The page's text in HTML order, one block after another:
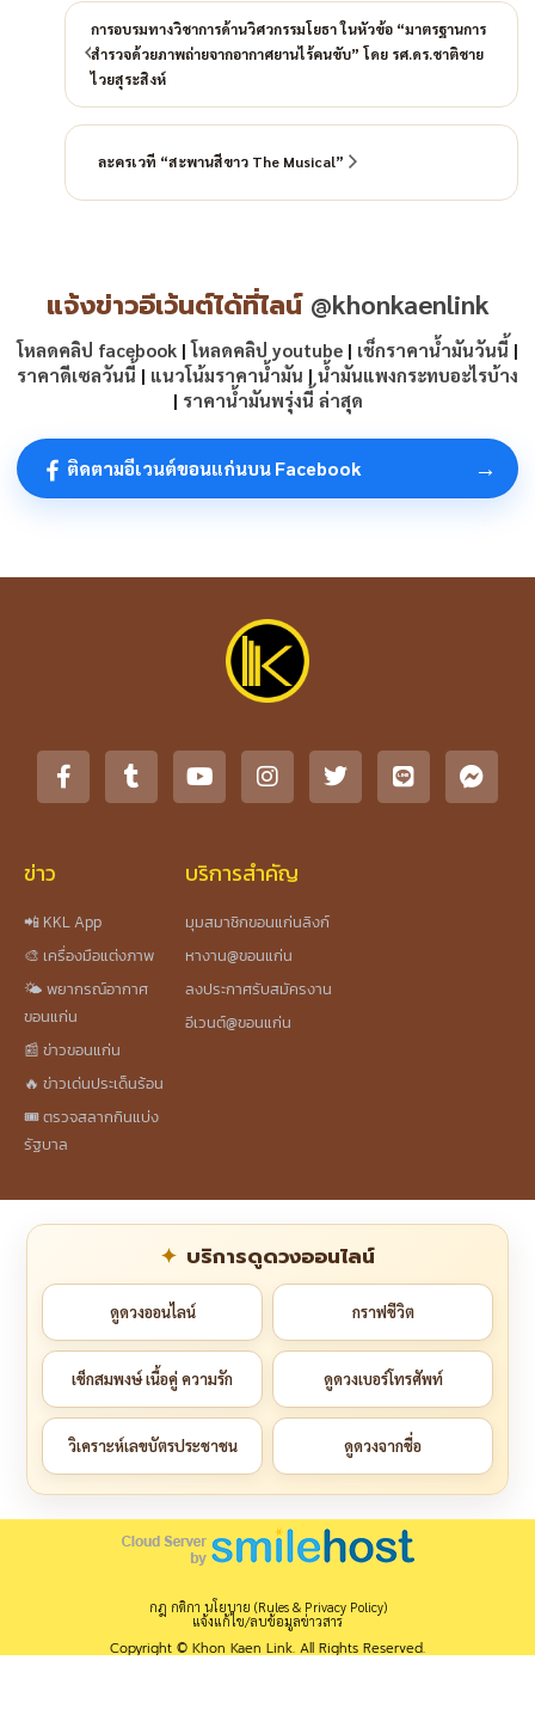
การอบรมทางวิชาการด้านวิศวกรรมโยธา ในหัวข้อ “มาตรฐานการ
สำรวจด้วยภาพถ่ายจากอากาศยานไร้คนขับ” โดย รศ.ดร.ชาติชาย
ไวยสุระสิงห์
ละครเวที “สะพานสีขาว The Musical”
แจ้งข่าวอีเว้นต์ได้ที่ไลน์ @khonkaenlink
โหลดคลิป facebook |โหลดคลิป youtube | เช็กราคาน้ำมันวันนี้ |
ราคาดีเซลวันนี้ | แนวโน้มราคาน้ำมัน | น้ำมันแพงกระทบอะไรบ้าง
| ราคาน้ำมันพรุ่งนี้ ล่าสุด
ติดตามอีเวนต์ขอนแก่นบน Facebook →
ข่าว
📲 KKL App
🎨 เครื่องมือแต่งภาพ
🌤️ พยากรณ์อากาศ
ขอนแก่น
📰 ข่าวขอนแก่น
🔥 ข่าวเด่นประเด็นร้อน
🎟️ ตรวจสลากกินแบ่ง
รัฐบาล
บริการสำคัญ
มุมสมาชิกขอนแก่นลิงก์
หางาน@ขอนแก่น
ลงประกาศรับสมัครงาน
อีเวนต์@ขอนแก่น
บริการดูดวงออนไลน์
ดูดวงออนไลน์ กราฟชีวิต
เช็กสมพงษ์ เนื้อคู่ ความรัก ดูดวงเบอร์โทรศัพท์
วิเคราะห์เลขบัตรประชาชน ดูดวงจากชื่อ
กฎ กติกา นโยบาย (Rules & Privacy Policy)
แจ้งแก้ไข/ลบข้อมูลข่าวสาร
Copyright © Khon Kaen Link. All Rights Reserved.